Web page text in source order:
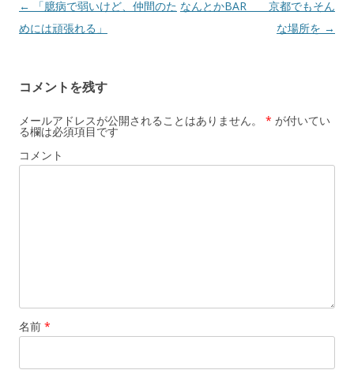
投
稿
ゲ
ー
シ
ョ
←
「臆病で弱いけど、仲間のた
めには頑張れる」
なんとかBAR 京都でもそん
な場所を →
コメントを残す
メールアドレスが公開されることはありません。 * が付いてい
る欄は必須項目です
コメント
名前 *